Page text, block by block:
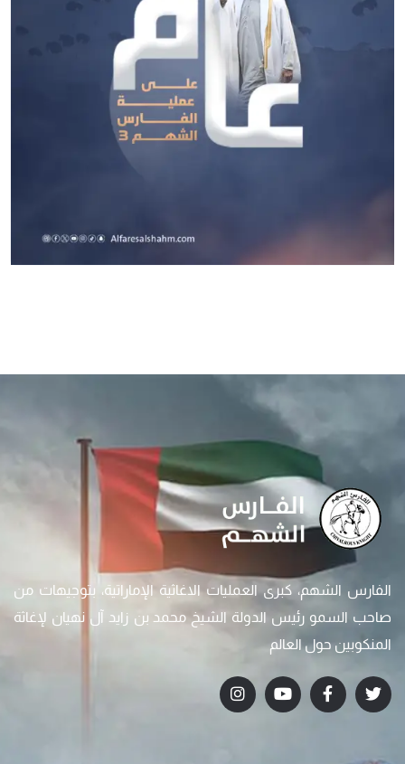
الفارس الشهم، كبرى العمليات الاغاثية الإماراتية، بتوجيهات من
صاحب السمو رئيس الدولة الشيخ محمد بن زايد آل نهيان لإغاثة
المنكوبين حول العالم